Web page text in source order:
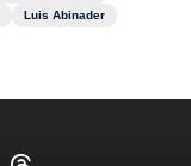
Luis Abinader